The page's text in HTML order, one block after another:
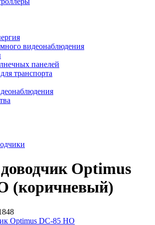
видеонаблюдения
панелей
транспорта
Optimus
(коричневый)